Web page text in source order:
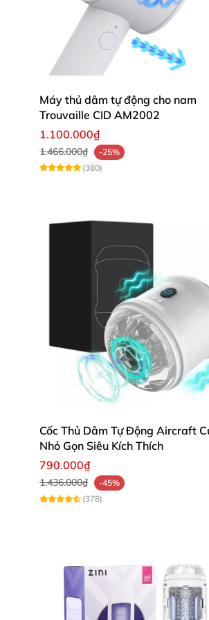
Nếu bạn đang cân nhắc
mang đến sự chân thực,
Máy thủ dâm tự động cho nam
Trouvaille CID AM2002
1.100.000₫
1.466.000₫
-25%
(380)
Cốc Thủ Dâm Tự Động Aircraft
Nhỏ Gọn Siêu Kích Thích
790.000₫
1.436.000₫
-45%
(378)